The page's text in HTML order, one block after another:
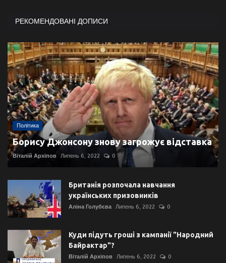
РЕКОМЕНДОВАНІ ДОПИСИ
Політика
Борису Джонсону знову загрожує відставка
Віталій Архіпов Липень 6, 2022 0
Британія розпочала навчання
українських призовників
Аліна Голубєва Липень 6, 2022 0
Куди підуть гроші з кампанії "Народний
Байрактар"?
Віталій Архіпов Липень 6, 2022 0